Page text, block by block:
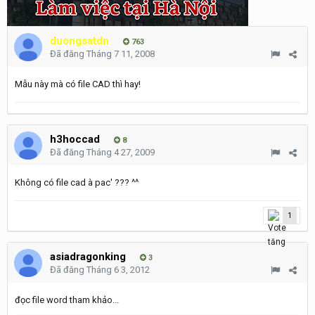
duongsatdn 763
Đã đăng Tháng 7 11, 2008
Mẫu này mà có file CAD thì hay!
h3hoccad 8
Đã đăng Tháng 4 27, 2009
Không có file cad à pac' ??? ^^
1
asiadragonking 3
Đã đăng Tháng 6 3, 2012
đọc file word tham khảo...